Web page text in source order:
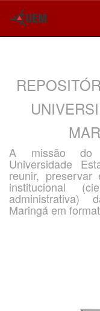
A missão do
Universidade
reunir,
institucional
administrativa)
Maringá em